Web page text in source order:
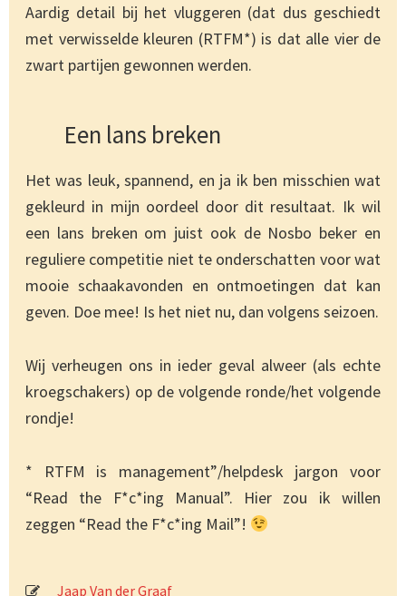
Aardig detail bij het vluggeren (dat dus geschiedt
met verwisselde kleuren (RTFM*) is dat alle vier de
zwart partijen gewonnen werden.
Een lans breken
Het was leuk, spannend, en ja ik ben misschien wat
gekleurd in mijn oordeel door dit resultaat. Ik wil
een lans breken om juist ook de Nosbo beker en
reguliere competitie niet te onderschatten voor wat
mooie schaakavonden en ontmoetingen dat kan
geven. Doe mee! Is het niet nu, dan volgens seizoen.
Wij verheugen ons in ieder geval alweer (als echte
kroegschakers) op de volgende ronde/het volgende
rondje!
* RTFM is management”/helpdesk jargon voor
“Read the F*c*ing Manual”. Hier zou ik willen
zeggen “Read the F*c*ing Mail”!
Jaap Van der Graaf